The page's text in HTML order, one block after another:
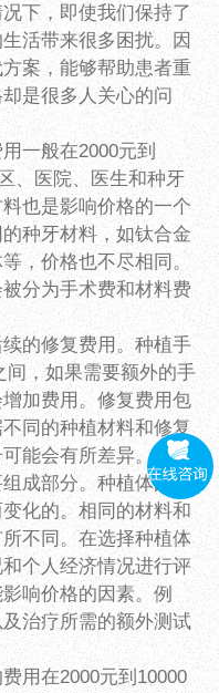
下，即使我们保持了
活带来很多困扰。因
案，能够帮助患者重
是很多人关心的问
一般在2000元到
、医院、医生和种牙
也是影响价格的一个
种牙材料，如钛合金
，价格也不尽相同。
分为手术费和材料费
的修复费用。种植手
间，如果需要额外的手
加费用。修复费用包
同的种植材料和修复
能会有所差异。
成部分。种植体的价
化的。相同的材料和
不同。在选择种植体
个人经济情况进行评
响价格的因素。例
治疗所需的额外测试
用在2000元到10000